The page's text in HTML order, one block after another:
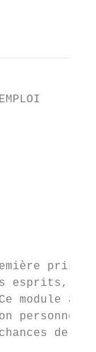
prise
esprits,
module
de